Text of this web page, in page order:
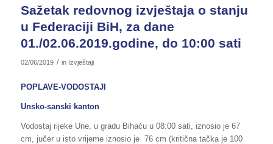
Sažetak redovnog izvještaja o stanju
u Federaciji BiH, za dane
01./02.06.2019.godine, do 10:00 sati
02/06/2019 / in Izvještaji
POPLAVE-VODOSTAJI
Unsko-sanski kanton
Vodostaj rijeke Une, u gradu Bihaću u 08:00 sati, iznosio je 67
cm, jučer u isto vrijeme iznosio je 76 cm (kritična tačka je 100